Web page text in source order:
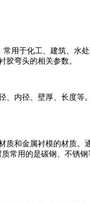
常用于化工、建筑、水
胶弯头的相关参数。
、内径、壁厚、长度
质和金属衬模的材质
常用的是碳钢、不锈钢